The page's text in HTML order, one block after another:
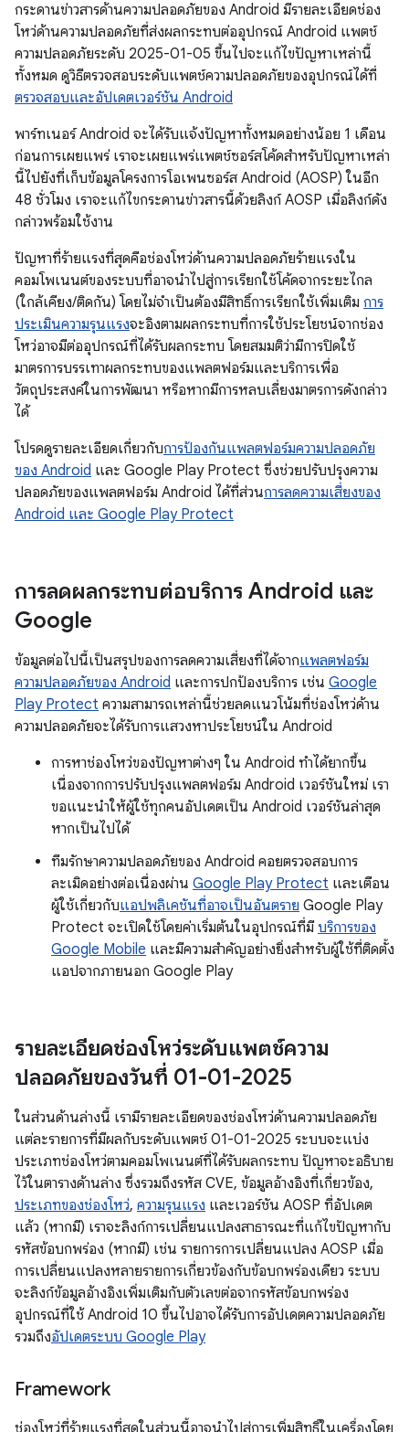
กระดานข่าวสารด้านความปลอดภัยของ Android มีรายละเอียดช่อง
โหว่ด้านความปลอดภัยที่ส่งผลกระทบต่ออุปกรณ์ Android แพตช์
ความปลอดภัยระดับ 2025-01-05 ขึ้นไปจะแก้ไขปัญหาเหล่านี้
ทั้งหมด ดูวิธีตรวจสอบระดับแพตช์ความปลอดภัยของอุปกรณ์ได้ที่
ตรวจสอบและอัปเดตเวอร์ชัน Android
พาร์ทเนอร์ Android จะได้รับแจ้งปัญหาทั้งหมดอย่างน้อย 1 เดือน
ก่อนการเผยแพร่ เราจะเผยแพร่แพตช์ซอร์สโค้ดสำหรับปัญหาเหล่า
นี้ไปยังที่เก็บข้อมูลโครงการโอเพนซอร์ส Android (AOSP) ในอีก
48 ชั่วโมง เราจะแก้ไขกระดานข่าวสารนี้ด้วยลิงก์ AOSP เมื่อลิงก์ดัง
กล่าวพร้อมใช้งาน
ปัญหาที่ร้ายแรงที่สุดคือช่องโหว่ด้านความปลอดภัยร้ายแรงใน
คอมโพเนนต์ของระบบที่อาจนำไปสู่การเรียกใช้โค้ดจากระยะไกล
(ใกล้เคียง/ติดกัน) โดยไม่จำเป็นต้องมีสิทธิ์การเรียกใช้เพิ่มเติม การ
ประเมินความรุนแรงจะอิงตามผลกระทบที่การใช้ประโยชน์จากช่อง
โหว่อาจมีต่ออุปกรณ์ที่ได้รับผลกระทบ โดยสมมติว่ามีการปิดใช้
มาตรการบรรเทาผลกระทบของแพลตฟอร์มและบริการเพื่อ
วัตถุประสงค์ในการพัฒนา หรือหากมีการหลบเลี่ยงมาตรการดังกล่าว
ได้
โปรดดูรายละเอียดเกี่ยวกับการป้องกันแพลตฟอร์มความปลอดภัย
ของ Android และ Google Play Protect ซึ่งช่วยปรับปรุงความ
ปลอดภัยของแพลตฟอร์ม Android ได้ที่ส่วนการลดความเสี่ยงของ
Android และ Google Play Protect
การลดผลกระทบต่อบริการ Android และ
Google
ข้อมูลต่อไปนี้เป็นสรุปของการลดความเสี่ยงที่ได้จากแพลตฟอร์ม
ความปลอดภัยของ Android และการปกป้องบริการ เช่น Google
Play Protect ความสามารถเหล่านี้ช่วยลดแนวโน้มที่ช่องโหว่ด้าน
ความปลอดภัยจะได้รับการแสวงหาประโยชน์ใน Android
การหาช่องโหว่ของปัญหาต่างๆ ใน Android ทำได้ยากขึ้น
เนื่องจากการปรับปรุงแพลตฟอร์ม Android เวอร์ชันใหม่ เรา
ขอแนะนำให้ผู้ใช้ทุกคนอัปเดตเป็น Android เวอร์ชันล่าสุด
หากเป็นไปได้
ทีมรักษาความปลอดภัยของ Android คอยตรวจสอบการ
ละเมิดอย่างต่อเนื่องผ่าน Google Play Protect และเตือน
ผู้ใช้เกี่ยวกับแอปพลิเคชันที่อาจเป็นอันตราย Google Play
Protect จะเปิดใช้โดยค่าเริ่มต้นในอุปกรณ์ที่มีบริการของ
Google Mobile และมีความสำคัญอย่างยิ่งสำหรับผู้ใช้ที่ติดตั้ง
แอปจากภายนอก Google Play
รายละเอียดช่องโหว่ระดับแพตช์ความ
ปลอดภัยของวันที่ 01-01-2025
ในส่วนด้านล่างนี้ เรามีรายละเอียดของช่องโหว่ด้านความปลอดภัย
แต่ละรายการที่มีผลกับระดับแพตช์ 01-01-2025 ระบบจะแบ่ง
ประเภทช่องโหว่ตามคอมโพเนนต์ที่ได้รับผลกระทบ ปัญหาจะอธิบาย
ไว้ในตารางด้านล่าง ซึ่งรวมถึงรหัส CVE, ข้อมูลอ้างอิงที่เกี่ยวข้อง,
ประเภทของช่องโหว่, ความรุนแรง และเวอร์ชัน AOSP ที่อัปเดต
แล้ว (หากมี) เราจะลิงก์การเปลี่ยนแปลงสาธารณะที่แก้ไขปัญหากับ
รหัสข้อบกพร่อง (หากมี) เช่น รายการการเปลี่ยนแปลง AOSP เมื่อ
การเปลี่ยนแปลงหลายรายการเกี่ยวข้องกับข้อบกพร่องเดียว ระบบ
จะลิงก์ข้อมูลอ้างอิงเพิ่มเติมกับตัวเลขต่อจากรหัสข้อบกพร่อง
อุปกรณ์ที่ใช้ Android 10 ขึ้นไปอาจได้รับการอัปเดตความปลอดภัย
รวมถึงอัปเดตระบบ Google Play
Framework
ช่องโหว่ที่ร้ายแรงที่สุดในส่วนนี้อาจนำไปสู่การเพิ่มสิทธิ์ในเครื่องโดย